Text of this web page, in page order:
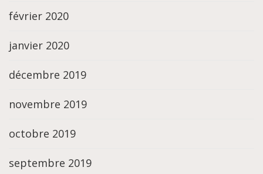
février 2020
janvier 2020
décembre 2019
novembre 2019
octobre 2019
septembre 2019